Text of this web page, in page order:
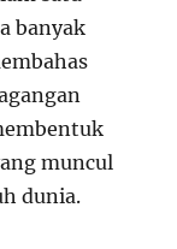
banyak
muncul
dunia.